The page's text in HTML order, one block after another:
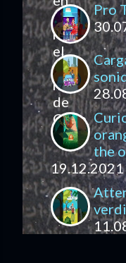
Pro
the
19.12.2021
verdi